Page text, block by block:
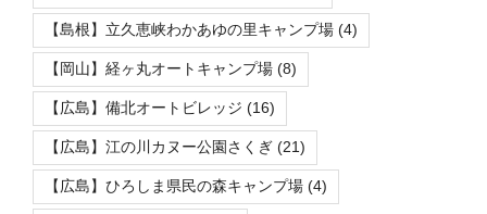
【島根】立久恵峡わかあゆの里キャンプ場 (4)
【岡山】経ヶ丸オートキャンプ場 (8)
【広島】備北オートビレッジ (16)
【広島】江の川カヌー公園さくぎ (21)
【広島】ひろしま県民の森キャンプ場 (4)